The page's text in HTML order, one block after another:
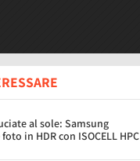
al sole: Samsung
in HDR con ISOCELL HPC